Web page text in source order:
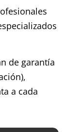
de garantía
a cada